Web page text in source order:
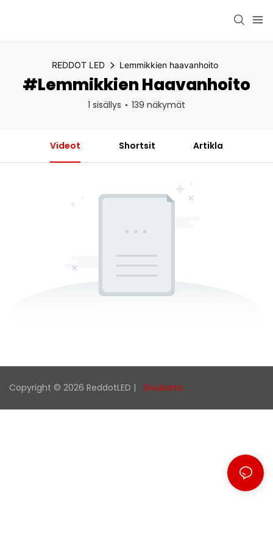
REDDOT LED Lemmikkien haavanhoito
#Lemmikkien Haavanhoito
1 sisällys 139 näkymät
Videot Shortsit Artikla
Copyright © 2026 ReddotLED | Sivukarta